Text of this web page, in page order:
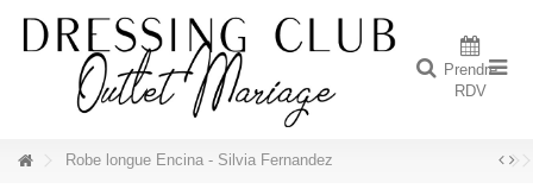
Prendre
RDV
Robe longue Encina - Silvia Fernandez